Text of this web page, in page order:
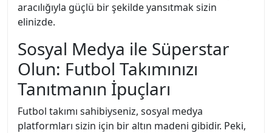
aracılığıyla güçlü bir şekilde yansıtmak sizin
elinizde.
Sosyal Medya ile Süperstar
Olun: Futbol Takımınızı
Tanıtmanın İpuçları
Futbol takımı sahibiyseniz, sosyal medya
platformları sizin için bir altın madeni gibidir. Peki,